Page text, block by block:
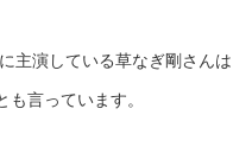
主演している草なぎ剛さんは
言っています。